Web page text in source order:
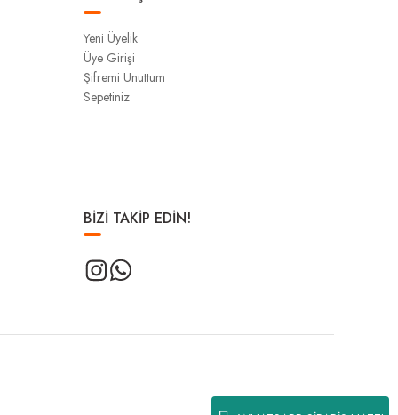
Yeni Üyelik
Üye Girişi
Şifremi Unuttum
Sepetiniz
BİZİ TAKİP EDİN!